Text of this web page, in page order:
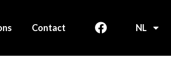
Contact NL